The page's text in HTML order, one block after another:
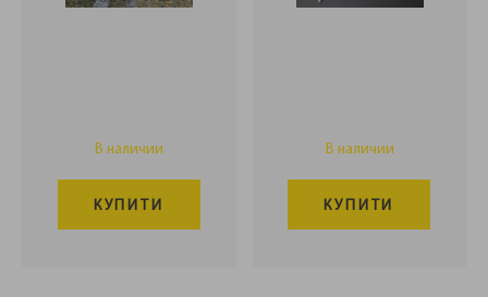
В наличии
КУПИТИ
В наличии
КУПИТИ